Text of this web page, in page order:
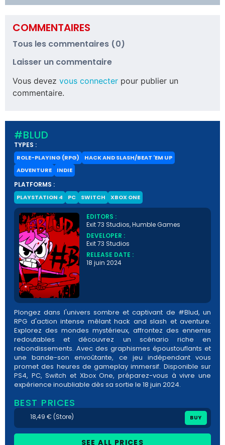
COMMENTAIRES
Tous les commentaires (0)
Laisser un commentaire
Vous devez vous connecter pour publier un
commentaire.
#BLUD
TYPES :
ROLE-PLAYING (RPG)
HACK AND SLASH/BEAT 'EM UP
ADVENTURE
INDIE
PLATFORMS :
PLAYSTATION 4 PC SWITCH XBOX ONE
EDITORS :
Exit 73 Studios, Humble Games
DEVELOPER :
Exit 73 Studios
RELEASE DATE :
18 juin 2024
Plongez dans l'univers sombre et captivant de #Blud, un
RPG d'action intense mêlant hack and slash et aventure.
Explorez des mondes mystérieux, affrontez des ennemis
redoutables et découvrez un scénario riche en
rebondissements. Avec des graphismes époustouflants et
une bande-son envoûtante, ce jeu indépendant vous
promet des heures de gameplay immersif. Disponible sur
PS4, PC, Switch et Xbox One, préparez-vous à vivre une
expérience inoubliable dès sa sortie le 18 juin 2024.
BEST PRICES
18,49 € (Store) BUY
SEE ALL PRICES